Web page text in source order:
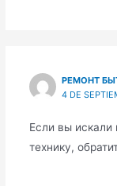
РЕМОНТ
4 DE
Если вы искали
технику,